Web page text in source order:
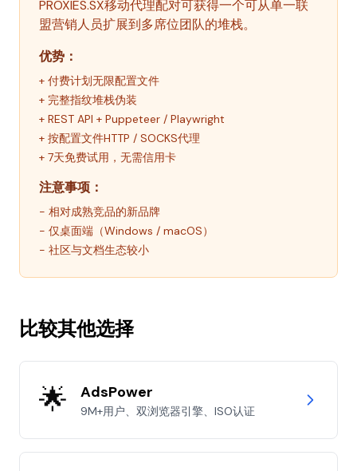
PROXIES.SX移动代理配对可获得一个可从单一联
盟营销人员扩展到多席位团队的堆栈。
优势：
+ 付费计划无限配置文件
+ 完整指纹堆栈伪装
+ REST API + Puppeteer / Playwright
+ 按配置文件HTTP / SOCKS代理
+ 7天免费试用，无需信用卡
注意事项：
- 相对成熟竞品的新品牌
- 仅桌面端（Windows / macOS）
- 社区与文档生态较小
比较其他选择
🌟 AdsPower
9M+用户、双浏览器引擎、ISO认证